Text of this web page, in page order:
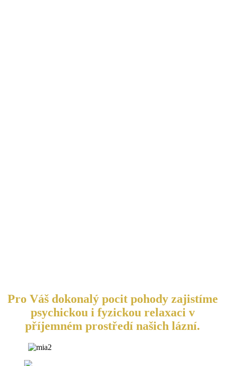
Pro Váš dokonalý pocit pohody zajistíme
psychickou i fyzickou relaxaci v
příjemném prostředí našich lázní.